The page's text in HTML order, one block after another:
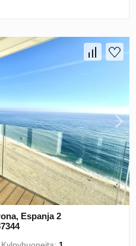
Espanja 2